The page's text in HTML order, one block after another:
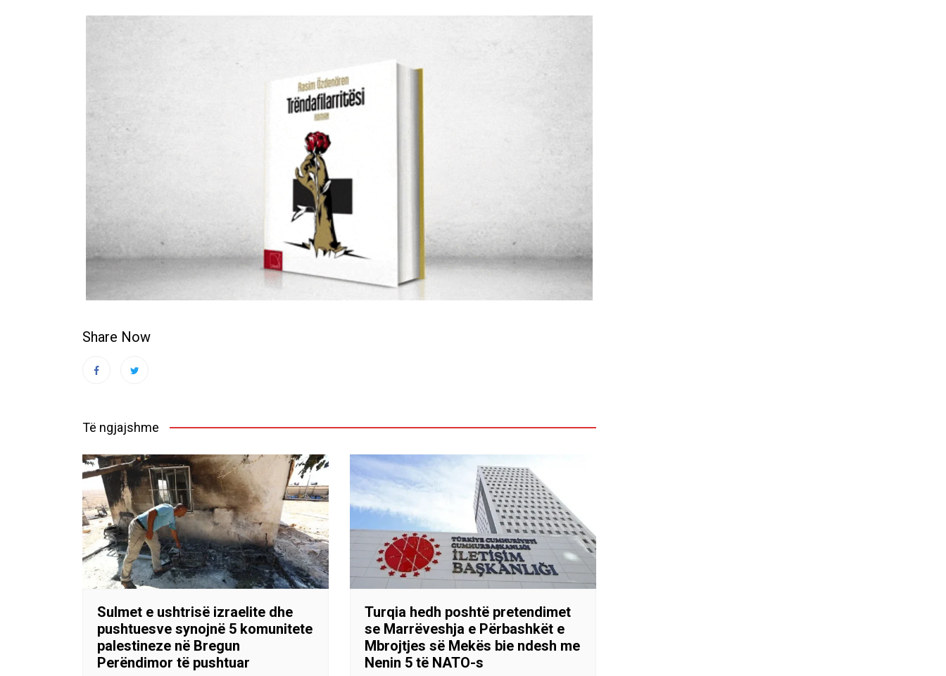
Share Now
Të ngjajshme
Sulmet e ushtrisë izraelite dhe
pushtuesve synojnë 5 komunitete
palestineze në Bregun
Perëndimor të pushtuar
Turqia hedh poshtë pretendimet
se Marrëveshja e Përbashkët e
Mbrojtjes së Mekës bie ndesh me
Nenin 5 të NATO-s